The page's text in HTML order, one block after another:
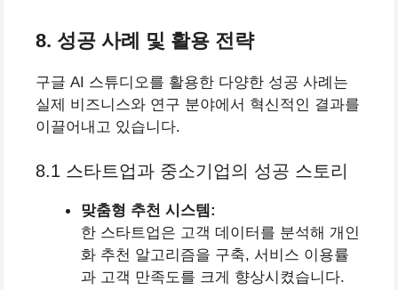
8. 성공 사례 및 활용 전략
구글 AI 스튜디오를 활용한 다양한 성공 사례는
실제 비즈니스와 연구 분야에서 혁신적인 결과를
이끌어내고 있습니다.
8.1 스타트업과 중소기업의 성공 스토리
맞춤형 추천 시스템:
한 스타트업은 고객 데이터를 분석해 개인
화 추천 알고리즘을 구축, 서비스 이용률
과 고객 만족도를 크게 향상시켰습니다.